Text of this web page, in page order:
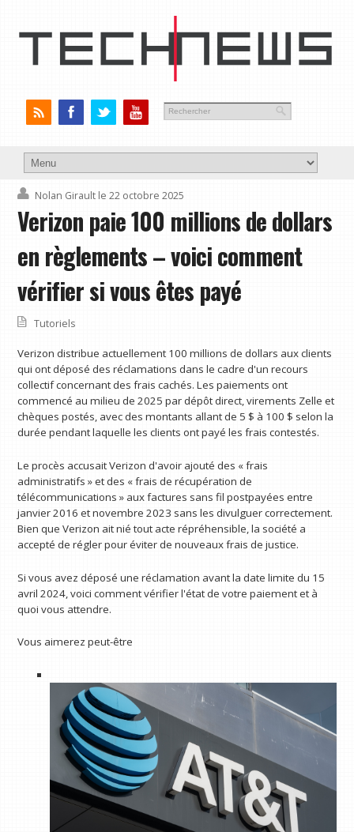
Nolan Girault le 22 octobre 2025
Verizon paie 100 millions de dollars
en règlements – voici comment
vérifier si vous êtes payé
Tutoriels
Verizon distribue actuellement 100 millions de dollars aux clients
qui ont déposé des réclamations dans le cadre d'un recours
collectif concernant des frais cachés. Les paiements ont
commencé au milieu de 2025 par dépôt direct, virements Zelle et
chèques postés, avec des montants allant de 5 $ à 100 $ selon la
durée pendant laquelle les clients ont payé les frais contestés.
Le procès accusait Verizon d'avoir ajouté des « frais
administratifs » et des « frais de récupération de
télécommunications » aux factures sans fil postpayées entre
janvier 2016 et novembre 2023 sans les divulguer correctement.
Bien que Verizon ait nié tout acte répréhensible, la société a
accepté de régler pour éviter de nouveaux frais de justice.
Si vous avez déposé une réclamation avant la date limite du 15
avril 2024, voici comment vérifier l'état de votre paiement et à
quoi vous attendre.
Vous aimerez peut-être